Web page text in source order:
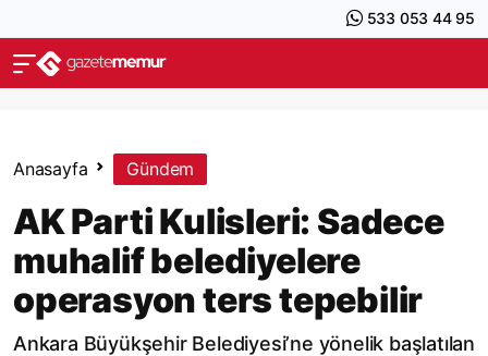
533 053 44 95
Anasayfa Gündem
AK Parti Kulisleri: Sadece
muhalif belediyelere
operasyon ters tepebilir
Ankara Büyükşehir Belediyesi’ne yönelik başlatılan